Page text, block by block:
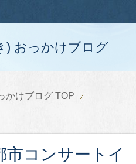
) おっかけブログ
かけブログ TOP
市コンサートイ